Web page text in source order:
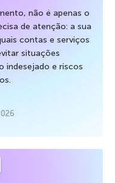
não é apenas o
de atenção: a sua
contas e serviços
situações
indesejado e riscos